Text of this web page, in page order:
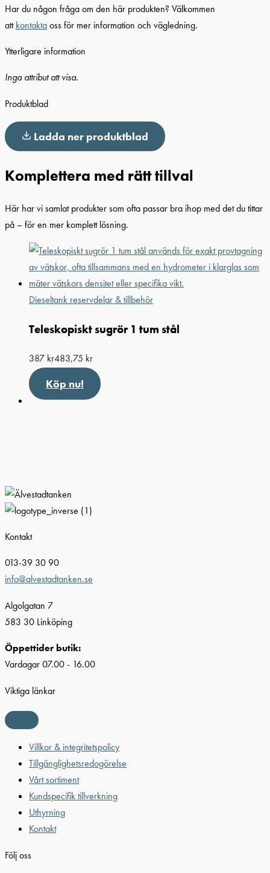
Har du någon fråga om den här produkten? Välkommen
attkontaktaoss för mer information och vägledning.
Ytterligare information
Inga attribut att visa.
Produktblad
Ladda ner produktblad
Komplettera med rätt tillval
Här har vi samlat produkter som ofta passar bra ihop med det du tittar
på – för en mer komplett lösning.
Dieseltank reservdelar & tillbehör
Teleskopiskt sugrör 1 tum stål
387 kr483,75 kr
Köp nu!
Kontakt
013-39 30 90
info@alvestadtanken.se
Algolgatan 7
583 30 Linköping
Öppettider butik:
Vardagar 07.00 - 16.00
Viktiga länkar
Villkor & integritetspolicy
Tillgänglighetsredogörelse
Vårt sortiment
Kundspecifik tillverkning
Uthyrning
Kontakt
Följ oss